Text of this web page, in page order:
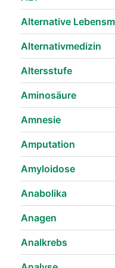
Alternative
Alternativmedizin
Altersstufe
Aminosäure
Amnesie
Amputation
Amyloidose
Anabolika
Anagen
Analkrebs